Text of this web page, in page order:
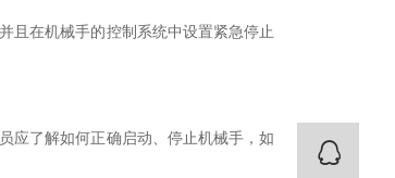
且在机械手的控制系统中设置紧急停止
应了解如何正确启动、停止机械手，如